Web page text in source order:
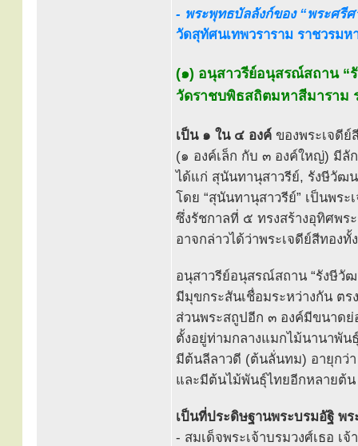
- พระพุทธบัลลังก์ของ “พระศรี
วัดสุทัศนเทพวราราม ราชวรมห
(๑) อนุสาวรีย์อนุสรณ์สถาน
วัดราชบพิธสถิตมหาสีมาราม
เป็น ๑ ใน ๔ องค์ ของพระเจดีย์
(๑ องค์เล็ก กับ ๓ องค์ใหญ่) มีลั
ได้แก่ สุนันทานุสาวรีย์, รังษีวัฒ
โดย “สุนันทานุสาวรีย์” เป็นพร
ซึ่งรัชกาลที่ ๕ ทรงสร้างอุทิศพร
อาจกล่าวได้ว่าพระเจดีย์สีทอง
อนุสาวรีย์อนุสรณ์สถาน “รังษีวั
มีมุขกระสันเชื่อมระหว่างกัน ต
ส่วนพระสถูปอีก ๓ องค์มีขนาดย่
ตั้งอยู่ท่ามกลางแมกไม้นานาพั
มีต้นลีลาวดี (ต้นลั่นทม) อายุกว่
และมีต้นไม้พันธุ์ไทยอีกหลายต้
เป็นที่ประดิษฐานพระบรมอัฐิ พ
- สมเด็จพระเจ้าบรมวงศ์เธอ เ